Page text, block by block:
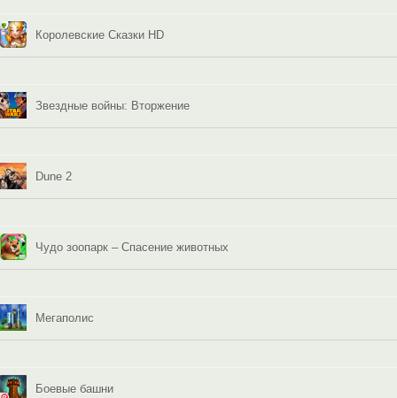
Королевские Сказки HD
Звездные войны: Вторжение
Dune 2
Чудо зоопарк – Спасение животных
Мегаполис
Боевые башни